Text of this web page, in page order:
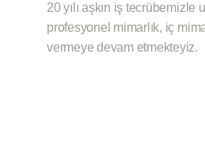
20 yılı aşkın iş
profesyonel mimarlık, iç
vermeye devam etmekteyiz.